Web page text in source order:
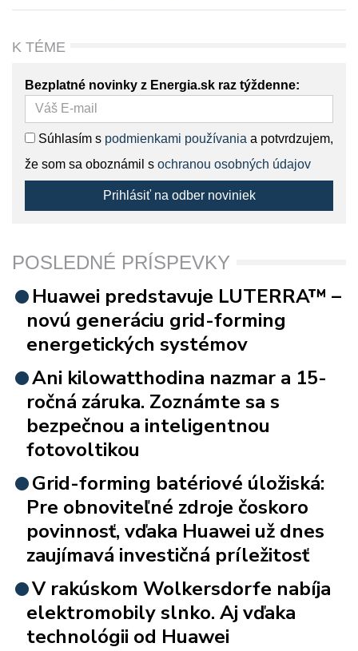
K TÉME
Bezplatné novinky z Energia.sk raz týždenne:
Súhlasím s podmienkami používania a potvrdzujem,
že som sa oboznámil s ochranou osobných údajov
Prihlásiť na odber noviniek
POSLEDNÉ PRÍSPEVKY
Huawei predstavuje LUTERRA™ –
novú generáciu grid-forming
energetických systémov
Ani kilowatthodina nazmar a 15-
ročná záruka. Zoznámte sa s
bezpečnou a inteligentnou
fotovoltikou
Grid-forming batériové úložiská:
Pre obnoviteľné zdroje čoskoro
povinnosť, vďaka Huawei už dnes
zaujímavá investičná príležitosť
V rakúskom Wolkersdorfe nabíja
elektromobily slnko. Aj vďaka
technológii od Huawei